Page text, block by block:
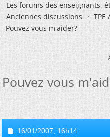
Les forums des enseignants,
Anciennes discussions
TPE
Pouvez vous m'aider?
Pouvez vous
16/01/2007, 16h14